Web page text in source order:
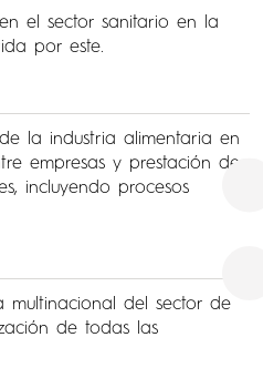
el sector sanitario en la
por este.
la industria alimentaria en
empresas y prestación de
incluyendo procesos
multinacional del sector de
de todas las